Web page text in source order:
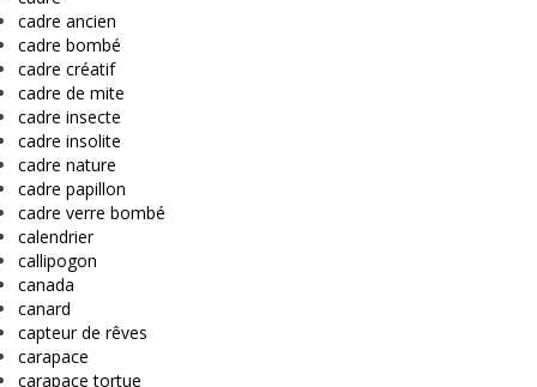
cadre ancien
cadre bombé
cadre créatif
cadre de mite
cadre insecte
cadre insolite
cadre nature
cadre papillon
cadre verre bombé
calendrier
callipogon
canada
canard
capteur de rêves
carapace
carapace tortue